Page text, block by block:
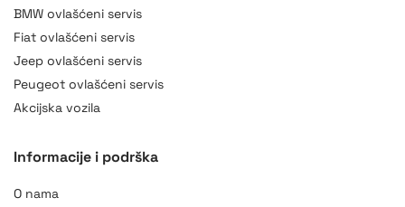
BMW ovlašćeni servis
Fiat ovlašćeni servis
Jeep ovlašćeni servis
Peugeot ovlašćeni servis
Akcijska vozila
Informacije i podrška
O nama